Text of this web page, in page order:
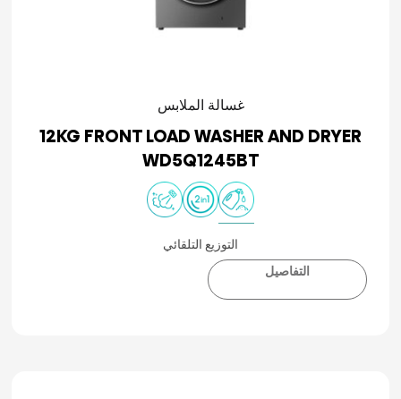
غسالة الملابس
12KG FRONT LOAD WASHER AND DRYER
WD5Q1245BT
التوزيع التلقائي
التفاصيل